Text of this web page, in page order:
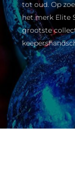
tot oud. Op
het merk Elite
grootste